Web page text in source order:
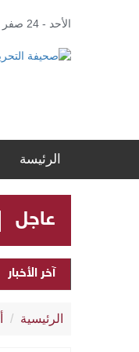
الأحد - 24 صفر 1448 هـ , 09 أغسطس 2026 م
الرئيسة
عاجل
آخر الأخبار
الرئيسية